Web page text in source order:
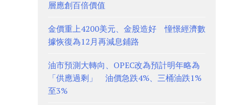
層應創百倍價值
金價重上4200美元、金股造好 憧憬經濟數
據恢復為12月再減息鋪路
油市預測大轉向、OPEC改為預計明年略為
「供應過剩」 油價急跌4%、三桶油跌1%
至3%